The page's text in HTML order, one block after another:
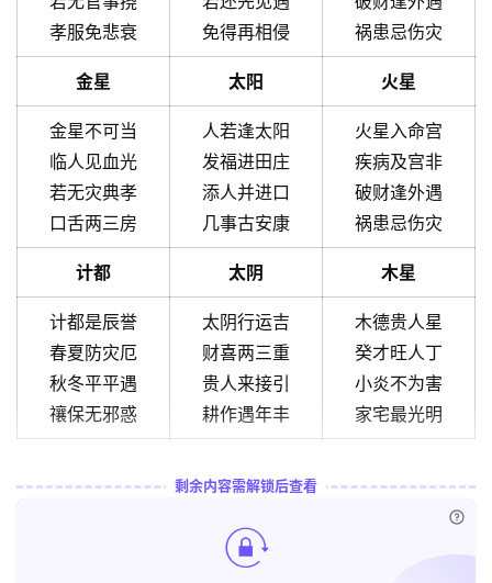
孝服免悲衰
免得再相侵
祸患忌伤灾
金星 太阳 火星
金星不可当
临人见血光
若无灾典孝
口舌两三房
人若逢太阳
发福进田庄
添人并进口
几事古安康
火星入命宫
疾病及宫非
破财逢外遇
祸患忌伤灾
计都 太阴 木星
计都是辰誉
春夏防灾厄
秋冬平平遇
禳保无邪惑
太阴行运吉
财喜两三重
贵人来接引
耕作遇年丰
木德贵人星
癸才旺人丁
小炎不为害
家宅最光明
剩余内容需解锁后查看